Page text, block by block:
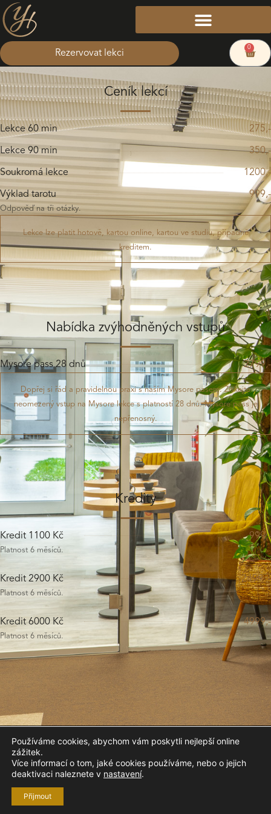
Přeskočit
na
obsah
Rezervovat lekci
0
Cart
Ceník lekcí
Lekce 60 min 275,-
Lekce 90 min 350,-
Soukromá lekce 1200,-
Výklad tarotu 999,-
Odpověď na tři otázky.
Lekce lze platit hotově, kartou online, kartou ve studiu, případně
kreditem.
Nabídka zvýhodněných vstupů
Mysore pass 28 dnů 2799,-
Dopřej si řád a pravidelnou praxi s naším Mysore pasem. Získejte
neomezený vstup na Mysore lekce s platností 28 dnů. Mysore pass je
nepřenosný.
Kredity
Kredit 1100 Kč 999,-
Platnost 6 měsíců.
Kredit 2900 Kč 2499 ,-
Platnost 6 měsíců.
Kredit 6000 Kč 4999,-
Platnost 6 měsíců.
Yoga Hub Café © 2026
Používáme cookies, abychom vám poskytli nejlepší online
zážitek.
Více informací o tom, jaké cookies používáme, nebo o jejich
deaktivaci naleznete v nastavení.
Přijmout